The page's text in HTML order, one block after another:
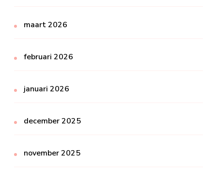
maart 2026
februari 2026
januari 2026
december 2025
november 2025